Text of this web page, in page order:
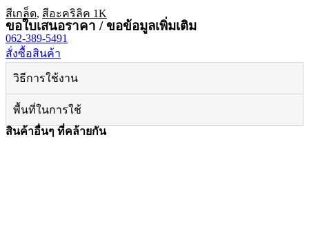
สีเกล็ด, สีอะคริลิค 1K
ขอใบเสนอราคา / ขอข้อมูลเพิ่มเติม
062-389-5491
สั่งซื้อสินค้า
วิธีการใช้งาน
พื้นที่ในการใช้
สินค้าอื่นๆ ที่คล้ายกัน